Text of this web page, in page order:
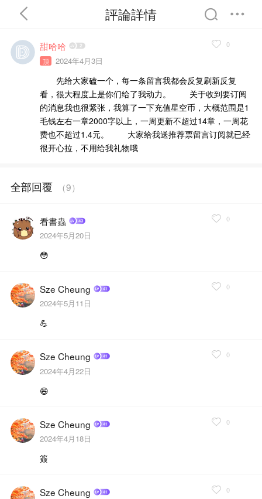
評論詳情
甜哈哈
頂 2024年4月3日
0
先给大家磕一个，每一条留言我都会反复刷新反复
看，很大程度上是你们给了我动力。 关于收到要订阅
的消息我也很紧张，我算了一下充值星空币，大概范围是1
毛钱左右一章2000字以上，一周更新不超过14章，一周花
费也不超过1.4元。 大家给我送推荐票留言订阅就已经
很开心拉，不用给我礼物哦
全部回覆 （9）
看書蟲
2024年5月20日
0
😳
Sze Cheung
2024年5月11日
0
💪
Sze Cheung
2024年4月22日
0
😄
Sze Cheung
2024年4月18日
0
簽
Sze Cheung 0
分類 精選
完結 排行